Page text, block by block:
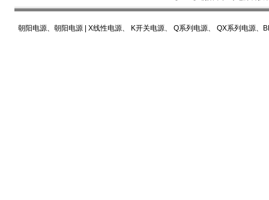
朝阳电源、 朝阳电源 X线性电源、 K开关电源、 Q系列电源、 QX系列电源、